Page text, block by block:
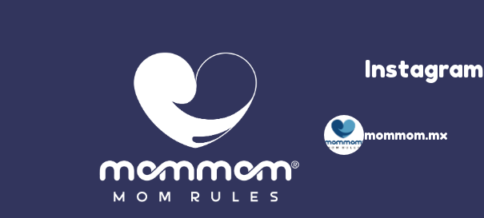
Instagram
mommom.mx